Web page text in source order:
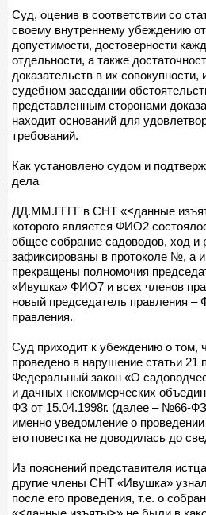
Суд, оценив в соответствии со
своему внутреннему убеждению
допустимости, достоверности
отдельности, а также
доказательств в их совокупности,
судебном заседании
представленным сторонами
находит оснований для
требований.
Как установлено судом и
дела
ДД.ММ.ГГГГ в СНТ «<данные
которого является ФИО2
общее собрание садоводов, ход и
зафиксированы в протоколе №, а
прекращены полномочия
«Ивушка» ФИО7 и всех членов
новый председатель правления
правления.
Суд приходит к убеждению о том,
проведено в нарушение статьи 21
Федеральный закон «О
и дачных некоммерческих
ФЗ от 15.04.1998г. (далее – №66-ФЗ
именно уведомление о
его повестка не доводилась до
Из пояснений представителя
другие члены СНТ «Ивушка»
после его проведения, т.е. о